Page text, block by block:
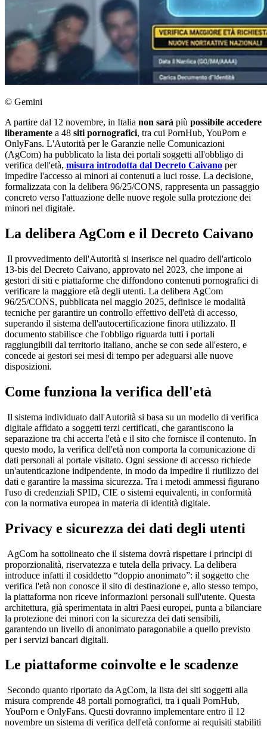
© Gemini
A partire dal 12 novembre, in Italia non sarà più possibile accedere
liberamente a 48 siti pornografici, tra cui PornHub, YouPorn e
OnlyFans. L'Autorità per le Garanzie nelle Comunicazioni
(AgCom) ha pubblicato la lista dei portali soggetti all'obbligo di
verifica dell'età, misura introdotta dal Decreto Caivano per
impedire l'accesso ai minori ai contenuti a luci rosse. La decisione,
formalizzata con la delibera 96/25/CONS, rappresenta un passaggio
concreto verso l'attuazione delle nuove regole sulla protezione dei
minori nel digitale.
La delibera AgCom e il Decreto Caivano
Il provvedimento dell'Autorità si inserisce nel quadro dell'articolo
13-bis del Decreto Caivano, approvato nel 2023, che impone ai
gestori di siti e piattaforme che diffondono contenuti pornografici di
verificare la maggiore età degli utenti. La delibera AgCom
96/25/CONS, pubblicata nel maggio 2025, definisce le modalità
tecniche per garantire un controllo effettivo dell'età di accesso,
superando il sistema dell'autocertificazione finora utilizzato. Il
documento stabilisce che l'obbligo riguarda tutti i portali
raggiungibili dal territorio italiano, anche se con sede all'estero, e
concede ai gestori sei mesi di tempo per adeguarsi alle nuove
disposizioni.
Come funziona la verifica dell'età
Il sistema individuato dall'Autorità si basa su un modello di verifica
digitale affidato a soggetti terzi certificati, che garantiscono la
separazione tra chi accerta l'età e il sito che fornisce il contenuto. In
questo modo, la verifica dell'età non comporta la comunicazione di
dati personali al portale visitato. Ogni sessione di accesso richiede
un'autenticazione indipendente, in modo da impedire il riutilizzo dei
dati e garantire la massima sicurezza. Tra i metodi ammessi figurano
l'uso di credenziali SPID, CIE o sistemi equivalenti, in conformità
con la normativa europea in materia di identità digitale.
Privacy e sicurezza dei dati degli utenti
AgCom ha sottolineato che il sistema dovrà rispettare i principi di
proporzionalità, riservatezza e tutela della privacy. La delibera
introduce infatti il cosiddetto “doppio anonimato”: il soggetto che
verifica l'età non conosce il sito di destinazione e, allo stesso tempo,
la piattaforma non riceve informazioni personali sull'utente. Questa
architettura, già sperimentata in altri Paesi europei, punta a bilanciare
la protezione dei minori con la sicurezza dei dati sensibili,
garantendo un livello di anonimato paragonabile a quello previsto
per i servizi bancari digitali.
Le piattaforme coinvolte e le scadenze
Secondo quanto riportato da AgCom, la lista dei siti soggetti alla
misura comprende 48 portali pornografici, tra i quali PornHub,
YouPorn e OnlyFans. Questi dovranno implementare entro il 12
novembre un sistema di verifica dell'età conforme ai requisiti stabiliti